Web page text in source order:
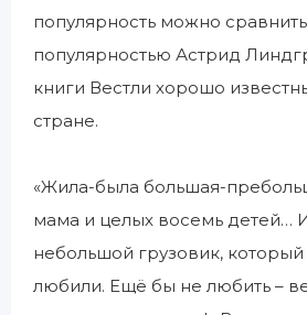
популярность можно сравнить
популярностью Астрид
книги Вестли хорошо
стране.
«Жила-была большая-
мама и целых восемь детей…
небольшой грузовик,
любили. Ещё бы не любить –